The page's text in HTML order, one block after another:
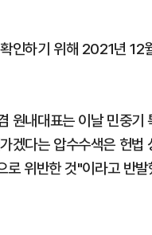
인하기 위해 2021년
원내대표는 이날 민중
겠다는 압수수색은 헌
위반한 것"이라고 반발